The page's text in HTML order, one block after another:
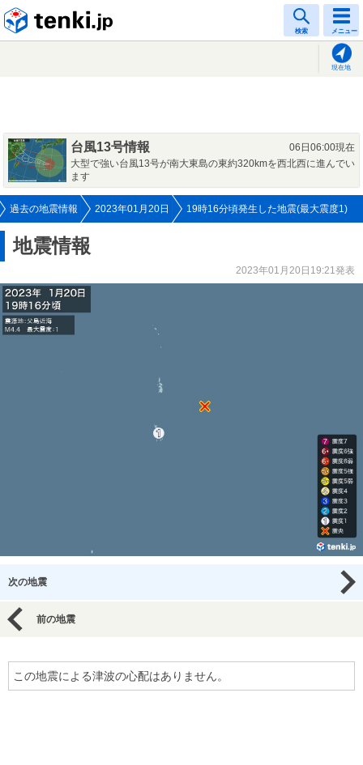
検索 メニュー
現在地
台風13号情報
06日06:00現在
大型で強い台風13号が南大東島の東約320kmを西北西に進んでい
ます
過去の地震情報 2023年01月20日 19時16分頃発生した地震(最大震度1)
地震情報
2023年01月20日19:21発表
次の地震
前の地震
この地震による津波の心配はありません。